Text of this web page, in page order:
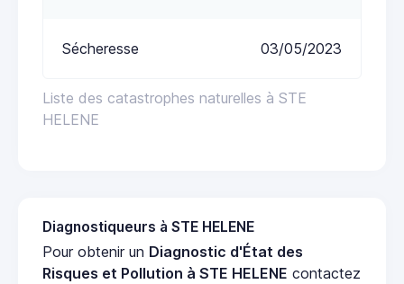
Liste des catastrophes naturelles à STE
HELENE
Sécheresse 03/05/2023
Diagnostiqueurs à STE HELENE
Pour obtenir un Diagnostic d'État des
Risques et Pollution à STE HELENE contactez